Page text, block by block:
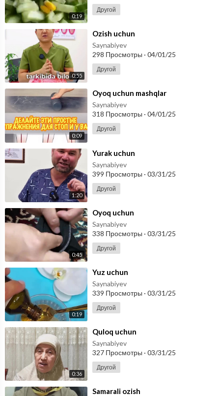
0:19
Другой
0:55
⁣Ozish uchun
Saynabiyev
298 Просмотры · 04/01/25
Другой
0:09
⁣Oyoq uchun mashqlar
Saynabiyev
318 Просмотры · 04/01/25
Другой
1:20
⁣Yurak uchun
Saynabiyev
399 Просмотры · 03/31/25
Другой
0:45
⁣Oyoq uchun
Saynabiyev
338 Просмотры · 03/31/25
Другой
0:19
⁣Yuz uchun
Saynabiyev
339 Просмотры · 03/31/25
Другой
0:36
⁣Quloq uchun
Saynabiyev
327 Просмотры · 03/31/25
Другой
⁣Samarali ozish